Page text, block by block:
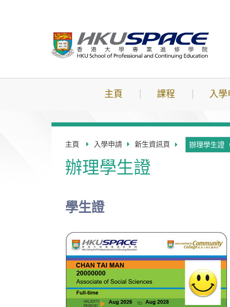
主頁 課程 入學
主頁 入學申請 新生資訊頁 辦理學生證
辦理學生證
學生證